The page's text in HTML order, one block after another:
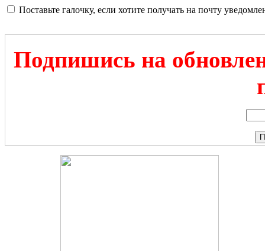
Поставьте галочку, если хотите получать на почту
Подпишись на